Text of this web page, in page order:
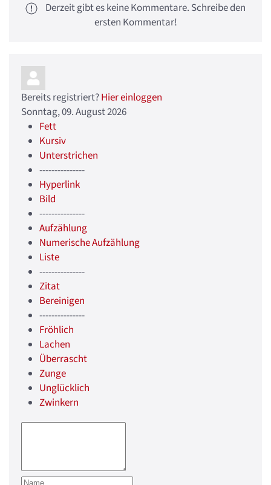
Derzeit gibt es keine Kommentare. Schreibe den
ersten Kommentar!
Bereits registriert?Hier einloggen
Sonntag, 09. August 2026
Fett
Kursiv
Unterstrichen
---------------
Hyperlink
Bild
---------------
Aufzählung
Numerische Aufzählung
Liste
---------------
Zitat
Bereinigen
---------------
Fröhlich
Lachen
Überrascht
Zunge
Unglücklich
Zwinkern